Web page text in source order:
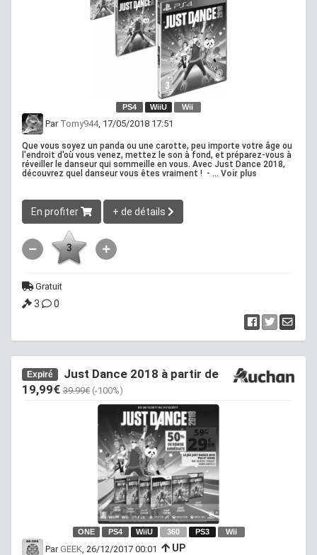
PS4 WiiU Wii
Par Tomy944, 17/05/2018 17:51
Que vous soyez un panda ou une carotte, peu importe votre âge ou
l'endroit d'où vous venez, mettez le son à fond, et préparez-vous à
réveiller le danseur qui sommeille en vous. Avec Just Dance 2018,
découvrez quel danseur vous êtes vraiment ! - ... Voir plus
En profiter + de détails
3
Gratuit
3 0
Expiré
Just Dance 2018 à partir de
19,99€ 39.99€ (-100%)
ONE PS4 WiiU 360 PS3 Wii
ParGEEK , 26/12/2017 00:01 UP